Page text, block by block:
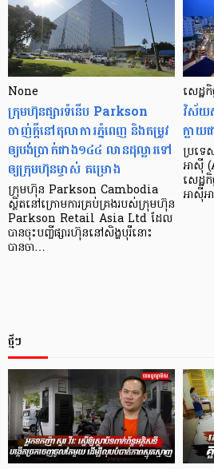
None
ក្រុមហ៊ុនផ្សារទំនើប Parkson
ចាញ់ក្ដីនៅតុលាការភ្នំពេញ និងតម្រូវ
ឲ្យបង់ប្រាក់ជាង១៤៤ លានដុល្លារទៅ
ឲ្យក្រុមហ៊ុនម្ចាស់ គម្រោង
ក្រុមហ៊ុន Parkson Cambodia
ស្ថិតនៅក្រោមការគ្រប់គ្រងរបស់ក្រុមហ៊ុន
Parkson Retail Asia Ltd ដែល
បានចុះបញ្ចីផ្សារហ៊ុននៅសិង្ហបុរីនោះ
បានចា…
សេដ្ឋកិ
វិស័យ​
ក្លាយ​
ប្រទេ
អាស៊ី
សេដ្ឋ
អាស៊ី​អ
ថ្មីៗ